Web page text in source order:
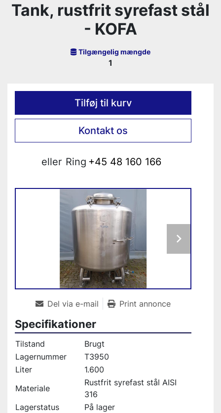
Tank, rustfrit syrefast stål
- KOFA
Tilgængelig mængde
1
Tilføj til kurv
Kontakt os
eller Ring +45 48 160 166
Del via e-mail Print annonce
Specifikationer
Tilstand
Brugt
Lagernummer
T3950
Liter
1.600
Materiale
Rustfrit syrefast stål AISI
316
Lagerstatus
På lager